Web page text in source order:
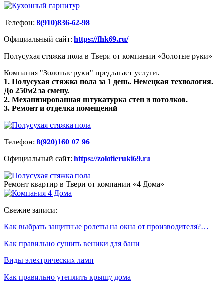
Телефон: 8(910)836-62-98
Официальный сайт: https://fhk69.ru/
Полусухая стяжка пола в Твери от компании «Золотые руки»
Компания "Золотые руки" предлагает услуги:
1. Полусухая стяжка пола за 1 день. Немецкая технология.
До 250м2 за смену.
2. Механизированная штукатурка стен и потолков.
3. Ремонт и отделка помещений
Телефон: 8(920)160-07-96
Официальный сайт: https://zolotieruki69.ru
Ремонт квартир в Твери от компании «4 Дома»
Свежие записи:
Как выбрать защитные ролеты на окна от производителя?…
Как правильно сушить веники для бани
Виды электрических ламп
Как правильно утеплить крышу дома